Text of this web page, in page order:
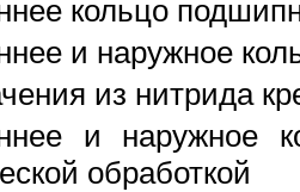
кольцо
и наружное
из нитрида
и наружное
обработкой